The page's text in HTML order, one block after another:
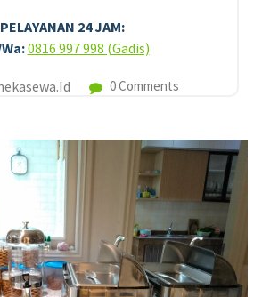
PELAYANAN 24 JAM:
0816 997 998 (Gadis)
0 Comments